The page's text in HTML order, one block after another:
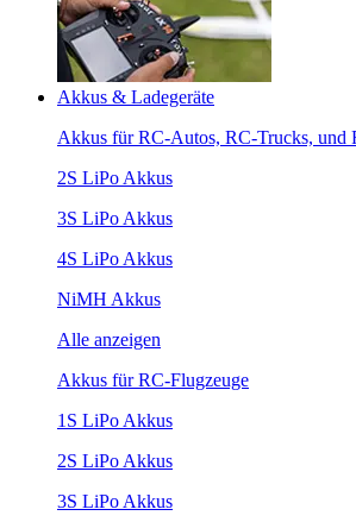
Akkus & Ladegeräte
Akkus für RC-Autos, RC-Trucks, und
2S LiPo Akkus
3S LiPo Akkus
4S LiPo Akkus
NiMH Akkus
Alle anzeigen
Akkus für RC-Flugzeuge
1S LiPo Akkus
2S LiPo Akkus
3S LiPo Akkus